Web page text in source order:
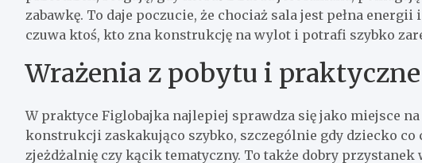
zabawkę. To daje poczucie, że chociaż sala jest pełna
czuwa ktoś, kto zna konstrukcję na wylot i potrafi szybko
Wrażenia z pobytu i
W praktyce Figlobajka najlepiej sprawdza się jako miejsce
konstrukcji zaskakująco szybko, szczególnie gdy dziecko co
zjeżdżalnię czy kącik tematyczny. To także dobry przystanek